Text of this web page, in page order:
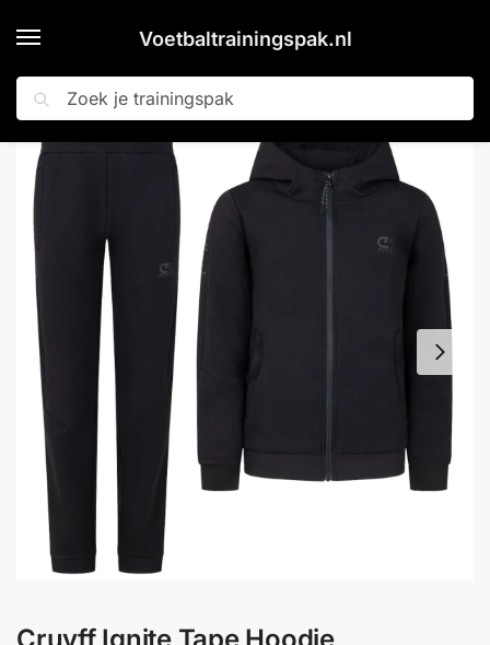
Voetbaltrainingspak.nl
Zoeken
Home » Shop » Cruyff Ignite Tape Hoodie Trainingspak Kids Zwart Grijs